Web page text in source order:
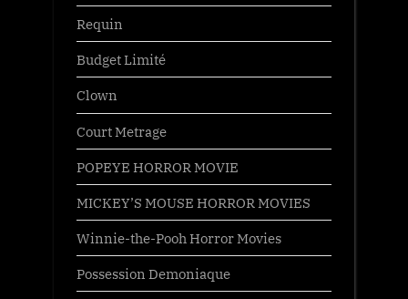
Requin
Budget Limité
Clown
Court Metrage
POPEYE HORROR MOVIE
MICKEY’S MOUSE HORROR MOVIES
Winnie-the-Pooh Horror Movies
Possession Demoniaque